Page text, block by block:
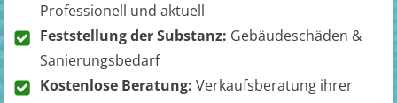
Professionell und aktuell
Feststellung der Substanz: Gebäudeschäden &
Sanierungsbedarf
Kostenlose Beratung: Verkaufsberatung ihrer